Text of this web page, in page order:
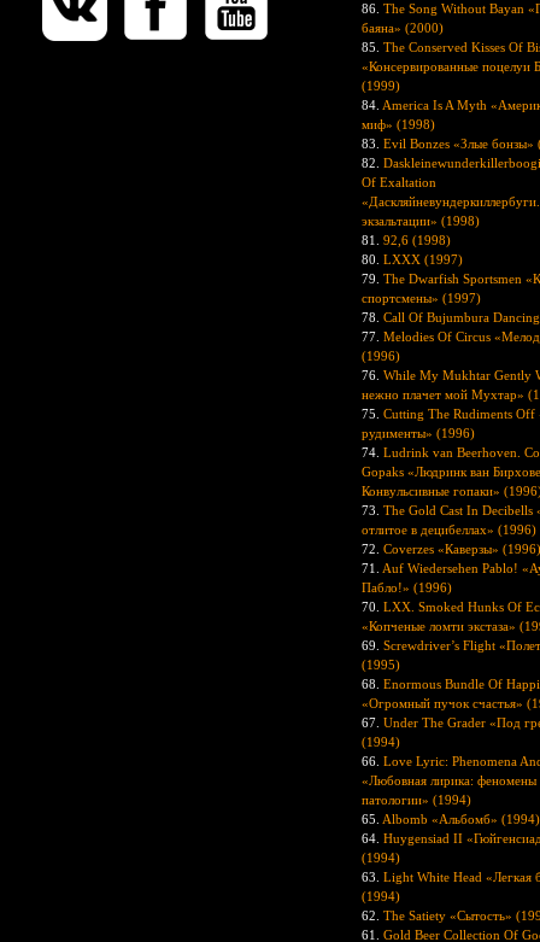
86. The Song Without Bayan
баяна» (2000)
85. The Conserved Kisses Of
«Консервированные поцелуи
(1999)
84. America Is A Myth
миф» (1998)
83. Evil Bonzes «Злые бонзы»
82.
Of Exaltation
экзальтации» (1998)
81. 92,6 (1998)
80. LXXX (1997)
79. The Dwarfish Sportsmen
спортсмены» (1997)
78. Call Of Bujumbura
77. Melodies Of Circus
(1996)
76. While My Mukhtar Gently
нежно плачет мой Мухтар»
75. Cutting The Rudiments Off
рудименты» (1996)
74. Ludrink van Beerhoven.
Gopaks «Людринк ван
Конвульсивные гопаки»
73. The Gold Cast In Decibells
отлитое в децибеллах» (1996)
72. Coverzes «Каверзы» (1996)
71. Auf Wiedersehen Pablo!
Пабло!» (1996)
70. LXX. Smoked Hunks Of
«Копченые ломти экстаза»
69. Screwdriver’s Flight
(1995)
68. Enormous Bundle Of
«Огромный пучок счастья»
67. Under The Grader «Под
(1994)
66. Love Lyric: Phenomena
«Любовная лирика: феномены
патологии» (1994)
65. Albomb «Альбомб» (1994)
64. Huygensiad II
(1994)
63. Light White Head «Легкая
(1994)
62. The Satiety «Сытость»
61. Gold Beer Collection Of